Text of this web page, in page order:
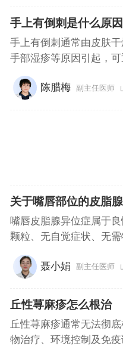
手上有倒刺是什么原因
手上有倒刺通常由皮肤
手部湿疹等原因引起，
陈腊梅 副主任医师
关于嘴唇部位的皮脂
嘴唇皮脂腺异位症属于
颗粒、无自觉症状、无
聂小娟 副主任医师
丘性荨麻疹怎么根治
丘性荨麻疹通常无法彻
物治疗、环境控制及免